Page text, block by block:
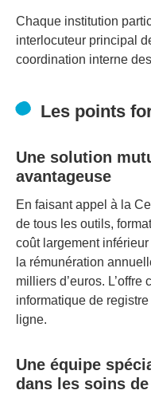
Chaque institution
interlocuteur principal
coordination interne
Les points
Une solution
avantageuse
En faisant appel à la
de tous les outils,
coût largement
la rémunération
milliers d’euros.
informatique de
ligne.
Une équipe
dans les soins